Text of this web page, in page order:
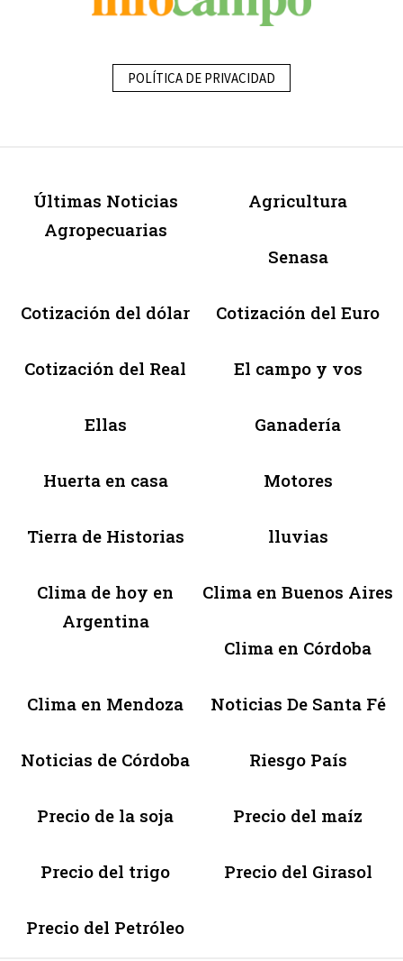
POLÍTICA DE PRIVACIDAD
Últimas Noticias
Agropecuarias
Agricultura
Senasa
Cotización del dólar Cotización del Euro
Cotización del Real El campo y vos
Ellas Ganadería
Huerta en casa Motores
Tierra de Historias lluvias
Clima de hoy en
Argentina
Clima en Buenos Aires
Clima en Córdoba
Clima en Mendoza Noticias De Santa Fé
Noticias de Córdoba Riesgo País
Precio de la soja Precio del maíz
Precio del trigo Precio del Girasol
Precio del Petróleo